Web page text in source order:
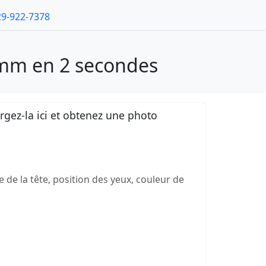
922-7378
en 2 secondes
la ici et obtenez une photo
la tête, position des yeux, couleur de